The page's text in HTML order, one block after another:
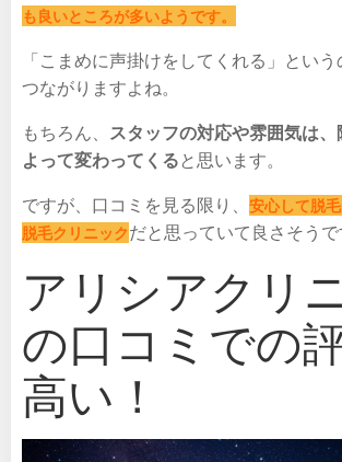
も良いところが多いようです。
「こまめに声掛けをしてくれる」とい
つながりますよね。
もちろん、 スタッフの対応や雰囲気は
よって変わってくると思います。
ですが、口コミを見る限り、 安心して脱
脱毛クリニックだと思っていて良さそうで
アリシアクリ
の口コミでの
高い！